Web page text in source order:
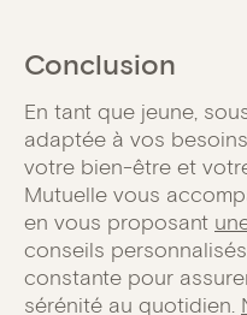
Conclusion
En tant que jeune,
adaptée à vos
votre bien-être et
Mutuelle vous
en vous proposant
conseils
constante pour
sérénité au quotidien.